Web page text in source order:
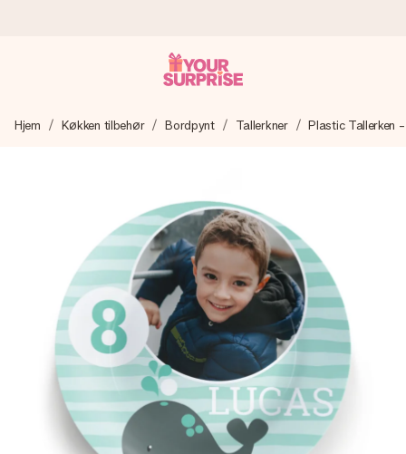
Vi laver din gave med omhu og sender den lynhurtigt – så
4,7 (baseret på +15.000 anmeldelser)
Vores gaver inspirerer. Kunderne giver os 4,7 på Google
Reviews.
Gratis kort med hilsen
Lav noget særligt i blot få trin – med hendes navn, et
billede af dig eller en besked, der går lige i hendes hjerte.
Intet besvær men udelukkende en masse kærlighed i
øjeblikket.
Hjem Køkken tilbehør Bordpynt Tallerkner Plastic Tallerken